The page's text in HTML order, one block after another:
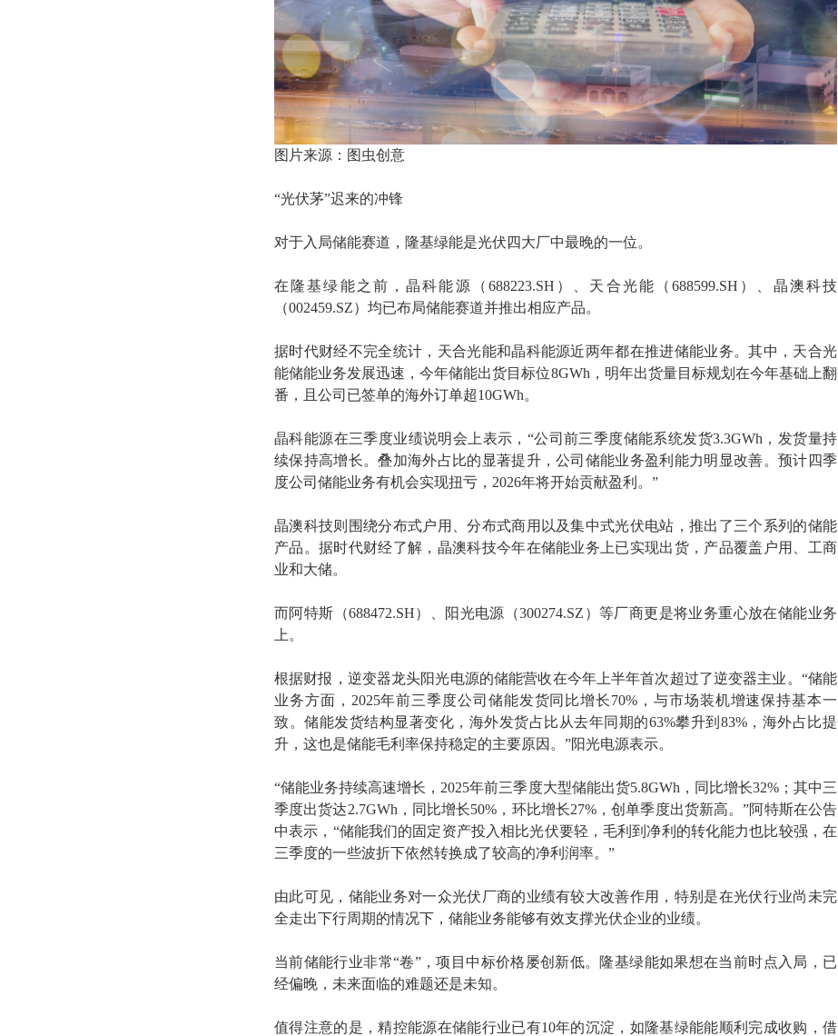
图片来源：图虫创意
“光伏茅”迟来的冲锋
对于入局储能赛道，隆基绿能是光伏四大厂中最晚的一位。
在隆基绿能之前，晶科能源（688223.SH）、天合光能（688599.SH）、晶澳科技
（002459.SZ）均已布局储能赛道并推出相应产品。
据时代财经不完全统计，天合光能和晶科能源近两年都在推进储能业务。其中，天合光
能储能业务发展迅速，今年储能出货目标位8GWh，明年出货量目标规划在今年基础上翻
番，且公司已签单的海外订单超10GWh。
晶科能源在三季度业绩说明会上表示，“公司前三季度储能系统发货3.3GWh，发货量持
续保持高增长。叠加海外占比的显著提升，公司储能业务盈利能力明显改善。预计四季
度公司储能业务有机会实现扭亏，2026年将开始贡献盈利。”
晶澳科技则围绕分布式户用、分布式商用以及集中式光伏电站，推出了三个系列的储能
产品。据时代财经了解，晶澳科技今年在储能业务上已实现出货，产品覆盖户用、工商
业和大储。
而阿特斯（688472.SH）、阳光电源（300274.SZ）等厂商更是将业务重心放在储能业务
上。
根据财报，逆变器龙头阳光电源的储能营收在今年上半年首次超过了逆变器主业。“储能
业务方面，2025年前三季度公司储能发货同比增长70%，与市场装机增速保持基本一
致。储能发货结构显著变化，海外发货占比从去年同期的63%攀升到83%，海外占比提
升，这也是储能毛利率保持稳定的主要原因。”阳光电源表示。
“储能业务持续高速增长，2025年前三季度大型储能出货5.8GWh，同比增长32%；其中三
季度出货达2.7GWh，同比增长50%，环比增长27%，创单季度出货新高。”阿特斯在公告
中表示，“储能我们的固定资产投入相比光伏要轻，毛利到净利的转化能力也比较强，在
三季度的一些波折下依然转换成了较高的净利润率。”
由此可见，储能业务对一众光伏厂商的业绩有较大改善作用，特别是在光伏行业尚未完
全走出下行周期的情况下，储能业务能够有效支撑光伏企业的业绩。
当前储能行业非常“卷”，项目中标价格屡创新低。隆基绿能如果想在当前时点入局，已
经偏晚，未来面临的难题还是未知。
值得注意的是，精控能源在储能行业已有10年的沉淀，如隆基绿能能顺利完成收购，借